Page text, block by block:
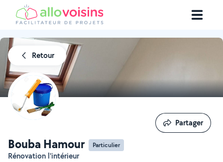
Retour
Bouba Hamour Particulier
Rénovation l'intérieur
Partager
Partager